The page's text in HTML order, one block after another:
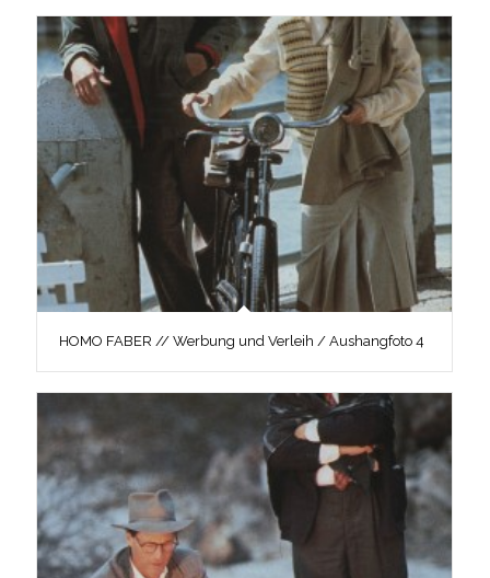
HOMO FABER // Werbung und Verleih / Aushangfoto 4